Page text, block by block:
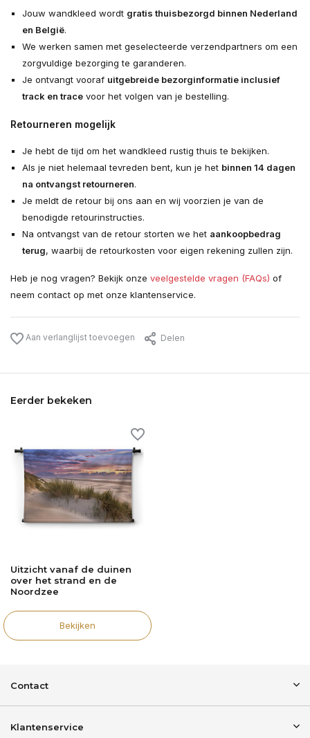
Jouw wandkleed wordt gratis thuisbezorgd binnen Nederland
en België.
We werken samen met geselecteerde verzendpartners om een
zorgvuldige bezorging te garanderen.
Je ontvangt vooraf uitgebreide bezorginformatie inclusief
track en tracevoor het volgen van je bestelling.
Retourneren mogelijk
Je hebt de tijd om het wandkleed rustig thuis te bekijken.
Als je niet helemaal tevreden bent, kun je het binnen 14 dagen
na ontvangst retourneren.
Je meldt de retour bij ons aan en wij voorzien je van de
benodigde retourinstructies.
Na ontvangst van de retour storten we het aankoopbedrag
terug, waarbij de retourkosten voor eigen rekening zullen zijn.
Heb je nog vragen? Bekijk onze veelgestelde vragen (FAQs) of
neem contact op met onze klantenservice.
Aan verlanglijst toevoegen Delen
Eerder bekeken
Uitzicht vanaf de duinen
over het strand en de
Noordzee
Bekijken
Contact
Klantenservice